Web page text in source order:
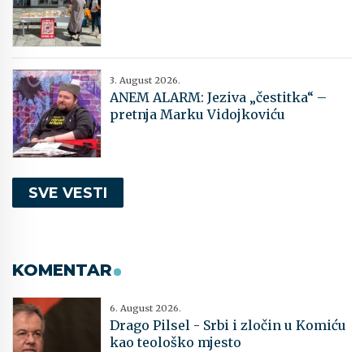
3. August 2026.
ANEM ALARM: Jeziva „čestitka“ –
pretnja Marku Vidojkoviću
SVE VESTI
KOMENTAR
6. August 2026.
Drago Pilsel - Srbi i zločin u Komiću
kao teološko mjesto